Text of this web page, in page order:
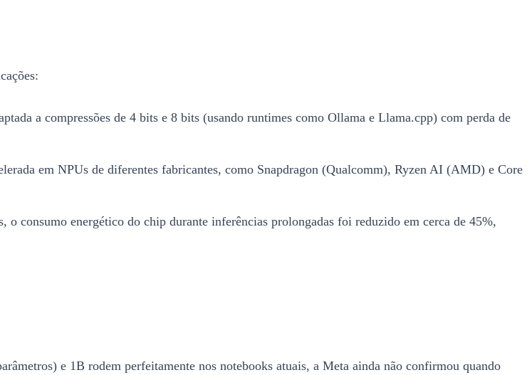
a compressões de 4 bits e 8 bits (usando runtimes como Ollama e Llama.cpp) com perda de
em NPUs de diferentes fabricantes, como Snapdragon (Qualcomm), Ryzen AI (AMD) e Core
o consumo energético do chip durante inferências prolongadas foi reduzido em cerca de 45%,
e 1B rodem perfeitamente nos notebooks atuais, a Meta ainda não confirmou quando